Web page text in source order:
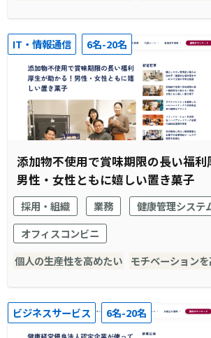
IT・情報通信 6名-20名
添加物不使用で賞味期限の長い福利
男性・女性ともに嬉しい置き菓子
採用・組織 業務
健康管理システ
オフィスコンビニ
個人の生産性を高めたい
モチベーション
ビジネスサービス 6名-20名